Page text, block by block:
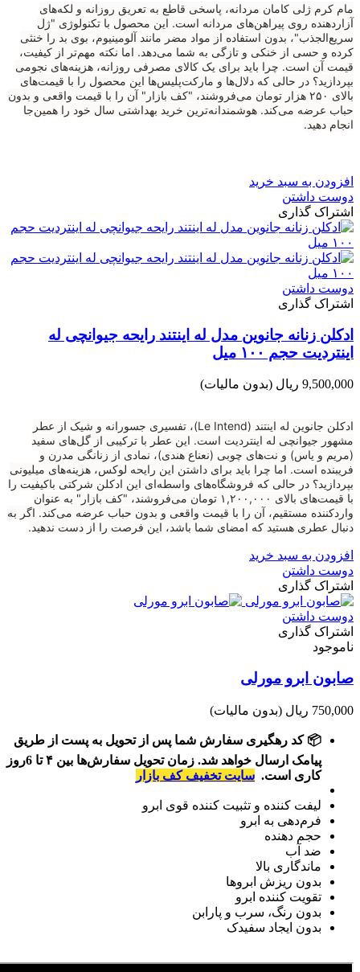
مام کرم ژلی کامان مردانه، پاسخی قاطع به تعریق روزانه و لکه‌های
آزاردهنده روی پیراهن‌های مردانه است. این محصول با تکنولوژی "ژل
سریع‌الجذب"، بدون استفاده از مواد مضر مانند آلومینیوم، بوی بد را خنثی
کرده و حسی از خنکی و تازگی به شما می‌دهد. اما نکته مهم‌تر از کیفیت،
قیمت آن است. چرا باید برای یک کالای مصرفی روزانه، هزینه‌های نجومی
بپردازید؟ در حالی که دلال‌ها و مارکت‌پلیس‌ها این محصول را با قیمت‌های
بالای ۲۵۰ هزار تومان می‌فروشند، "کف بازار" آن را با قیمت واقعی و بدون
حباب عرضه می‌کند. هوشمندانه‌ترین خرید بهداشتی سال خود را همین‌جا
انجام دهید.
افزودن به سبد خرید
دوست داشتن
اشتراک گذاری
دوست داشتن
اشتراک گذاری
ادکلن زنانه جانوین مدل له اینتند رایحه جیوانچی له
اینتردیت حجم ۱۰۰ میل
9,500,000 ریال (بدون مالیات)
ادکلن جانوین له اینتند (Le Intend)، تفسیری جسورانه و شیک از عطر
مشهور جیوانچی له اینتردیت است. این عطر با ترکیبی از گل‌های سفید
(مریم و یاس) و نت‌های چوبی (نعناع هندی)، نمادی از زنانگی مدرن و
فریبنده است. اما چرا باید برای داشتن این رایحه لوکس، هزینه‌های میلیونی
بپردازید؟ در حالی که فروشگاه‌های واسطه‌ای این ادکلن شرکتی باکیفیت را
با قیمت‌های بالای ۱,۲۰۰,۰۰۰ تومان می‌فروشند، "کف بازار" به عنوان
واردکننده مستقیم، آن را با قیمت واقعی و بدون حباب عرضه می‌کند. اگر به
دنبال عطری هستید که امضای شما باشد، این فرصت را از دست ندهید.
افزودن به سبد خرید
دوست داشتن
اشتراک گذاری
دوست داشتن
اشتراک گذاری
ناموجود
صابون ابرو مورلی
750,000 ریال (بدون مالیات)
📦 کد رهگیری سفارش شما پس از تحویل به پست از طریق
پیامک ارسال خواهد شد. زمان تحویل سفارش‌ها بین ۴ تا 6روز
کاری است. سایت تخفیف کف بازار
لیفت کننده و تثبیت کننده قوی ابرو
فرم‌دهی به ابرو
حجم دهنده
ضد آب
ماندگاری بالا
بدون ریزش ابروها
تقویت کننده ابرو
بدون رنگ، سرب و پارابن
بدون ایجاد سفیدک